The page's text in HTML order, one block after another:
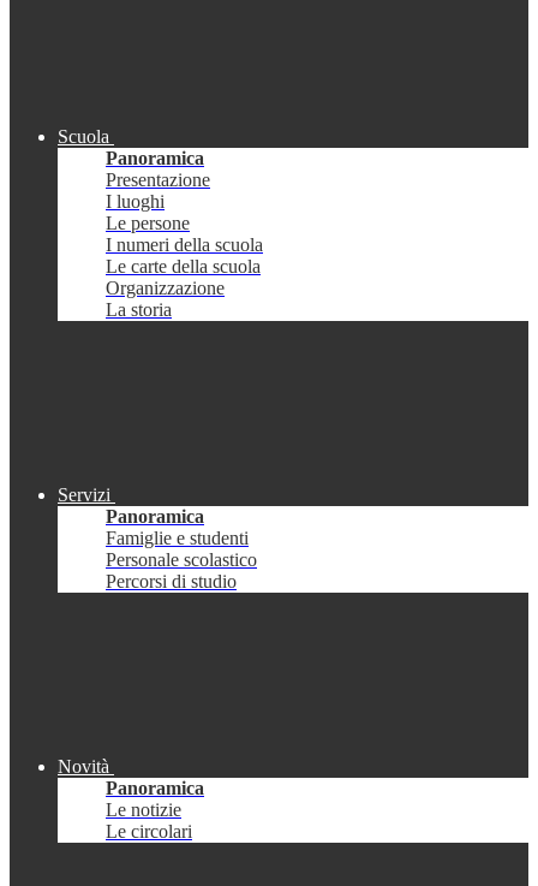
Scuola
Panoramica
Presentazione
I luoghi
Le persone
I numeri della scuola
Le carte della scuola
Organizzazione
La storia
Servizi
Panoramica
Famiglie e studenti
Personale scolastico
Percorsi di studio
Novità
Panoramica
Le notizie
Le circolari